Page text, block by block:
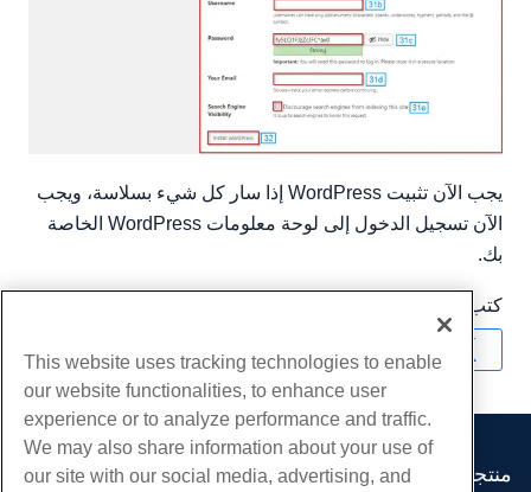
يجب الآن تثبيت WordPress إذا سار كل شيء بسلاسة، ويجب
الآن تسجيل الدخول إلى لوحة معلومات WordPress الخاصة
بك.
كتب بواسطة
منتجات
This website uses tracking technologies to enable
our website functionalities, to enhance user
experience or to analyze performance and traffic.
We may also share information about your use of
our site with our social media, advertising, and